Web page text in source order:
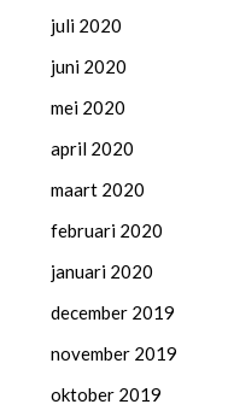
juli 2020
juni 2020
mei 2020
april 2020
maart 2020
februari 2020
januari 2020
december 2019
november 2019
oktober 2019